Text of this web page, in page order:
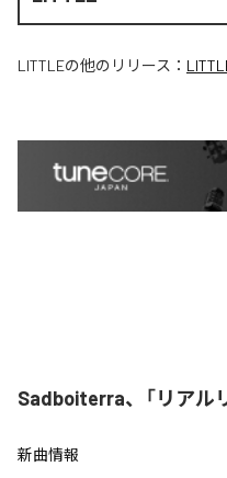
LITTLEの他のリリース：
Sadboiterra、「リアル
新曲情報